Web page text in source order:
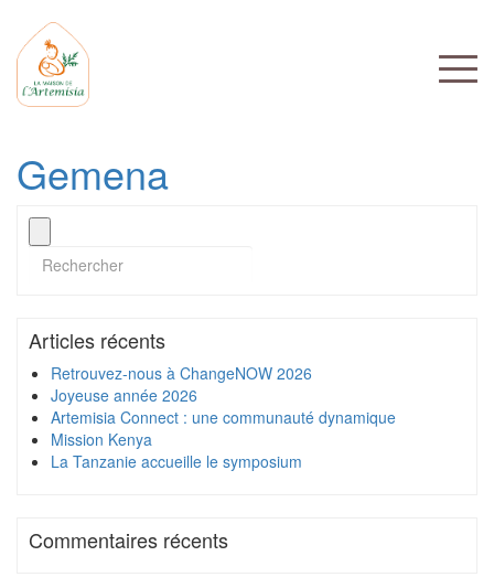
Gemena
Articles récents
Retrouvez-nous à ChangeNOW 2026
Joyeuse année 2026
Artemisia Connect : une communauté dynamique
Mission Kenya
La Tanzanie accueille le symposium
Commentaires récents